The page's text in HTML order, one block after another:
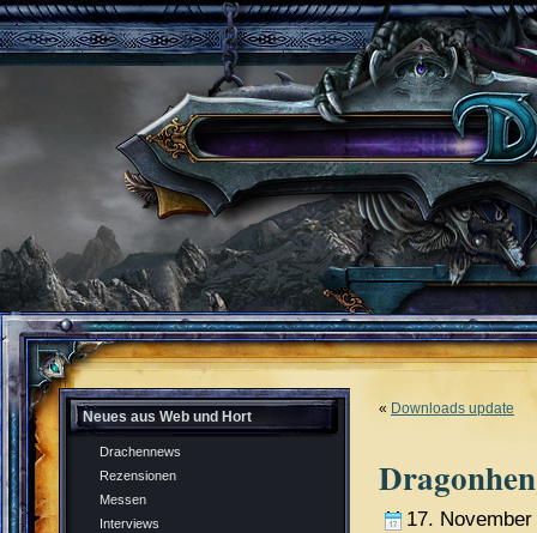
Neues aus Web und Hort
Drachennews
Rezensionen
Messen
Interviews
« Downloads update
17.